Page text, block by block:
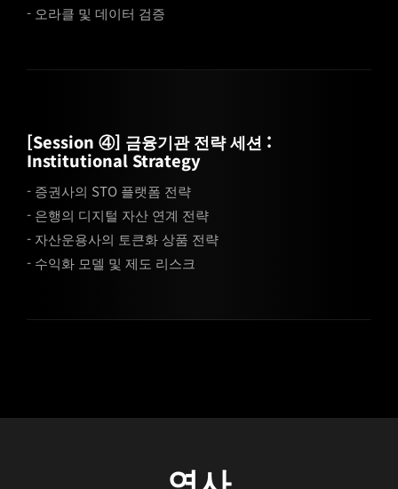
- 오라클 및 데이터 검증
[Session ④] 금융기관 전략 세션 :
Institutional Strategy
- 증권사의 STO 플랫폼 전략
- 은행의 디지털 자산 연계 전략
- 자산운용사의 토큰화 상품 전략
- 수익화 모델 및 제도 리스크